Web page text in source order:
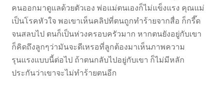
คนออกมาดูแลด้วยตัวเอง พ่อแม่ตนเองก็ไม่แข็งแรง คุณแม่
เป็นโรคหัวใจ พอเขาเห็นคลิปที่ตนถูกทำร้ายจากสื่อ ก็กรี๊ด
จนสลบไป ตนก็เป็นห่วงครอบครัวมาก หากตนยังอยู่กับเขา
ก็คิดถึงลูกๆว่ามันจะดีเหรอที่ลูกต้องมาเห็นภาพความ
รุนแรงแบบนี้ต่อไป ถ้าตนกลับไปอยู่กับเขา ก็ไม่มีหลัก
ประกันว่าเขาจะไม่ทำร้ายตนอีก